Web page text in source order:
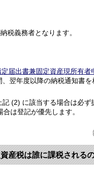
税義務者となります。
定届出書兼固定資産現所有者
翌年度以降の納税通知書
記 (2) に該当する場合は必ず
は登記が優先します。
産税は誰に課税される